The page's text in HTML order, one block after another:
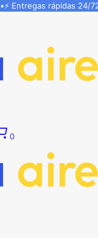
•⚡ Entregas rápidas 24/
0